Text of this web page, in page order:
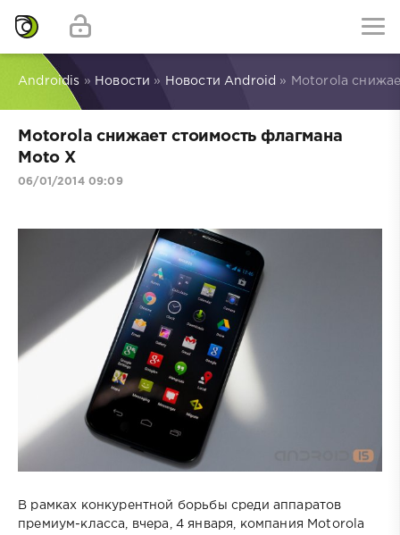
Androidis » Новости » Новости Android » Motorola
Motorola снижает стоимость флагмана
Moto X
06/01/2014 09:09
В рамках конкурентной борьбы среди аппаратов
премиум-класса, вчера, 4 января, компания Motorola